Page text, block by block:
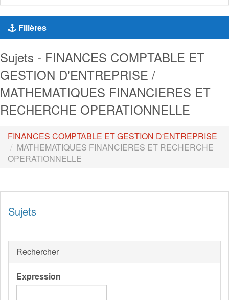
Filières
Sujets - FINANCES COMPTABLE ET
GESTION D'ENTREPRISE /
MATHEMATIQUES FINANCIERES ET
RECHERCHE OPERATIONNELLE
FINANCES COMPTABLE ET GESTION D'ENTREPRISE
MATHEMATIQUES FINANCIERES ET RECHERCHE
OPERATIONNELLE
Sujets
Rechercher
Expression